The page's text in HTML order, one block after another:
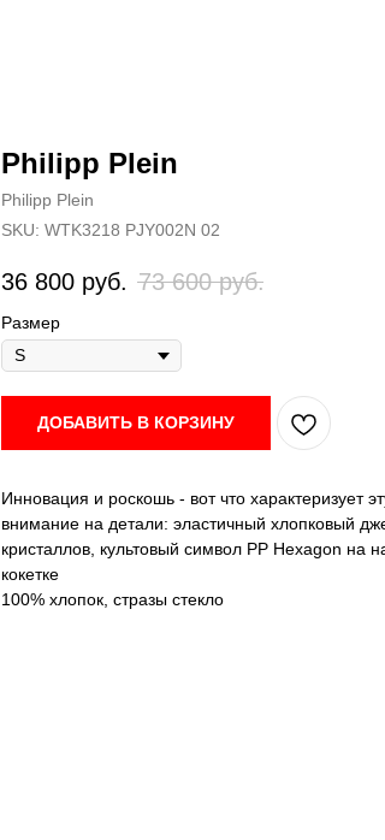
Philipp Plein
Philipp Plein
SKU: WTK3218 PJY002N 02
36 800 руб. 73 600 руб.
Размер
ДОБАВИТЬ В КОРЗИНУ
Инновация и роскошь - вот что характеризует
внимание на детали: эластичный хлопковый
кристаллов, культовый символ PP Hexagon на
кокетке
100% хлопок, стразы стекло